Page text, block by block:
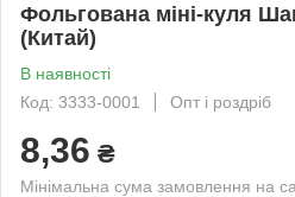
Фольгована міні-куля
(Китай)
В наявності
Код: 3333-0001
Опт і роздріб
8,36 ₴
Мінімальна сума замовлення на